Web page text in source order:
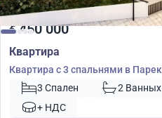
€450 000
Квартира
Квартира с 3 спальнями в
Кипр № 8127
3 Спален 2 Ванных
+ НДС